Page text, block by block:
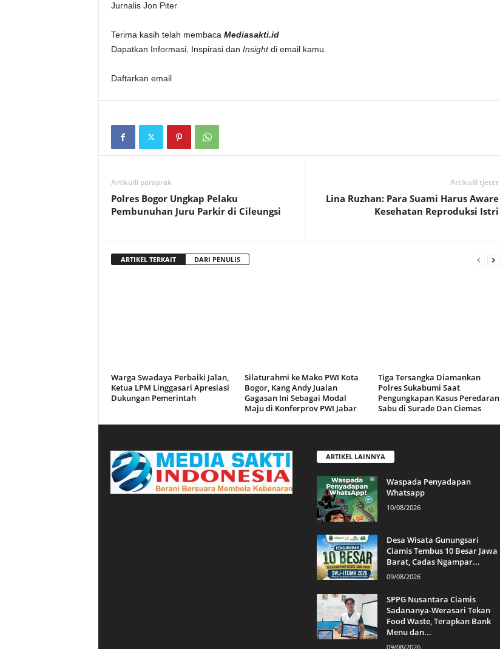
Jurnalis Jon Piter
Terima kasih telah membaca Mediasakti.id
Dapatkan Informasi, Inspirasi dan Insightdi email kamu.
Daftarkan email
Artikulli paraprak
Polres Bogor Ungkap Pelaku
Pembunuhan Juru Parkir di Cileungsi
Artikulli tjetër
Lina Ruzhan: Para Suami Harus Aware
Kesehatan Reproduksi Istri
ARTIKEL TERKAIT DARI PENULIS
Warga Swadaya Perbaiki Jalan,
Ketua LPM Linggasari Apresiasi
Dukungan Pemerintah
Silaturahmi ke Mako PWI Kota
Bogor, Kang Andy Jualan
Gagasan Ini Sebagai Modal
Maju di Konferprov PWI Jabar
Tiga Tersangka Diamankan
Polres Sukabumi Saat
Pengungkapan Kasus Peredaran
Sabu di Surade Dan Ciemas
ARTIKEL LAINNYA
Waspada Penyadapan
Whatsapp
10/08/2026
Desa Wisata Gunungsari
Ciamis Tembus 10 Besar Jawa
Barat, Cadas Ngampar...
09/08/2026
SPPG Nusantara Ciamis
Sadananya-Werasari Tekan
Food Waste, Terapkan Bank
Menu dan...
09/08/2026